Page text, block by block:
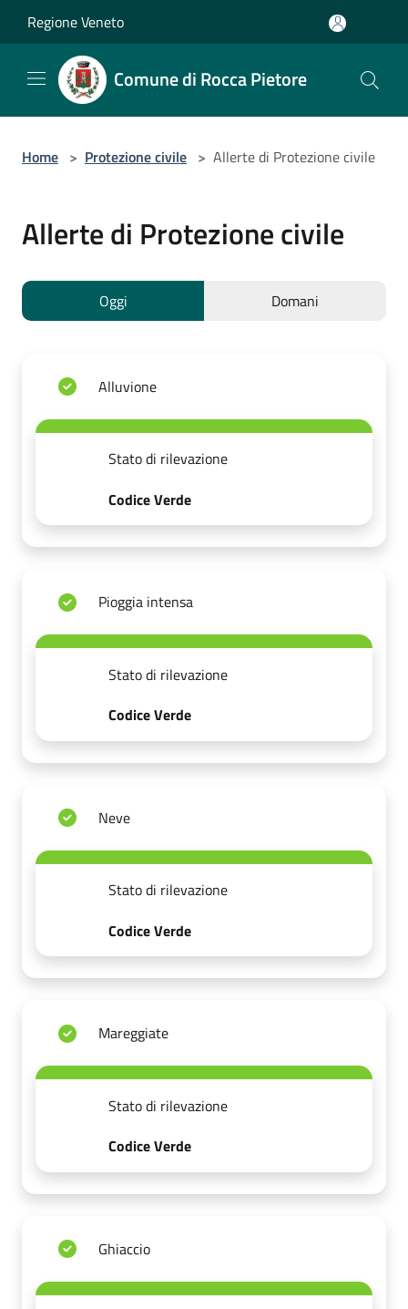
Regione Veneto
Comune di Rocca Pietore
Home > Protezione civile > Allerte di Protezione civile
Allerte di Protezione civile
Oggi Domani
Alluvione
Stato di rilevazione
Codice Verde
Pioggia intensa
Stato di rilevazione
Codice Verde
Neve
Stato di rilevazione
Codice Verde
Mareggiate
Stato di rilevazione
Codice Verde
Ghiaccio